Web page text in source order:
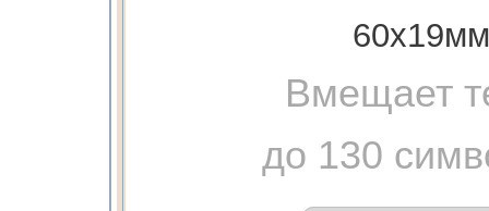
60х19мм
Вмещает
до 130